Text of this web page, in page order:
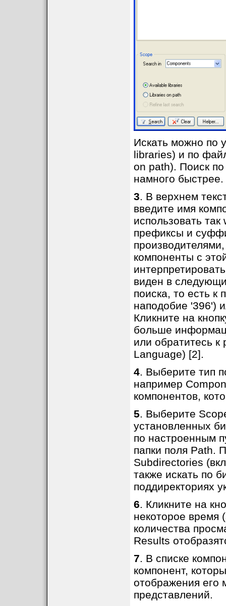
Искать можно по
libraries) и по
on path). Поиск
намного быстрее.
3. В верхнем
введите имя
использовать
префиксы и
компоненты с
виден в
поиска, то есть к
наподобие '396')
Кликните на
больше
или обратитесь к
Language) [2].
4. Выберите тип
например
компонентов,
5. Выберите
установленных
по настроенным
папки поля Path.
Subdirectories
также искать по
поддиректориях
6. Кликните на
некоторое время
количества
Results
7. В списке
компонент,
отображения его
представлений.